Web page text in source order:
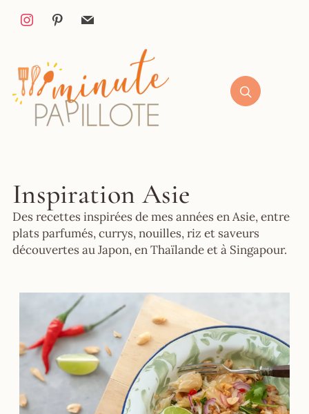
Inspiration Asie
Des recettes inspirées de mes années en Asie, entre
plats parfumés, currys, nouilles, riz et saveurs
découvertes au Japon, en Thaïlande et à Singapour.